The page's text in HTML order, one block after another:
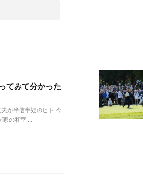
てみて分かった
か半信半疑のヒト 今
家の和室 ...